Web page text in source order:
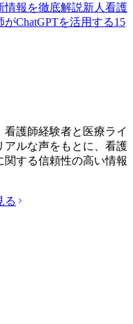
情報を徹底解説新人看護
がChatGPTを活用する15
看護師経験者と医療ライ
アルな声をもとに、看護
する信頼性の高い情報
る